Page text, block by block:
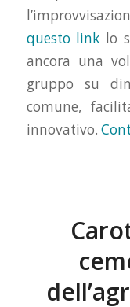
questo link lo
ancora una
gruppo su
comune,
innovativo.